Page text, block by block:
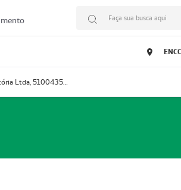
Faça sua busca aqui
Prestador Centro Médico Vitória Ltda, 51004350-4: Centro Médico Vitória Ltda (Nome Fantasia: Policlínica Master)